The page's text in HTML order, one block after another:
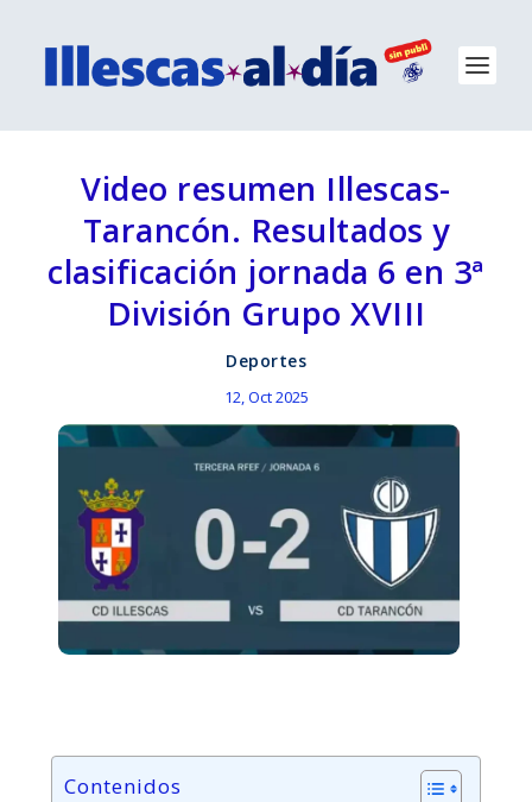
Video resumen Illescas-
Tarancón. Resultados y
clasificación jornada 6 en 3ª
División Grupo XVIII
Deportes
12, Oct 2025
Contenidos